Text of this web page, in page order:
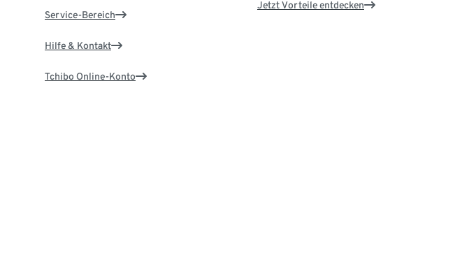
Service-Bereich
Hilfe & Kontakt
Tchibo Online-Konto
Jetzt Vorteile entdecken